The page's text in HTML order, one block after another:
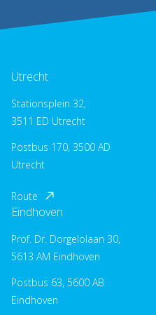
Utrecht
Stationsplein 32,
3511 ED Utrecht
Postbus 170, 3500 AD
Utrecht
Route
Eindhoven
Prof. Dr. Dorgelolaan 30,
5613 AM Eindhoven
Postbus 63, 5600 AB
Eindhoven